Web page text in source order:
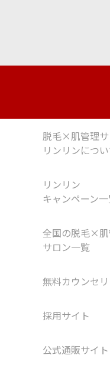
脱毛×肌管理
リンリンにつ
リンリン
キャンペーン
全国の脱毛×
サロン一覧
無料カウンセ
採用サイト
公式通販サイト